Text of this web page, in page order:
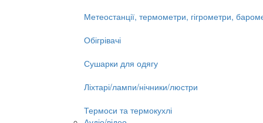
Метеостанції, термометри, гігрометри,
Обігрівачі
Сушарки для одягу
Ліхтарі/лампи/нічники/люстри
Термоси та термокухлі